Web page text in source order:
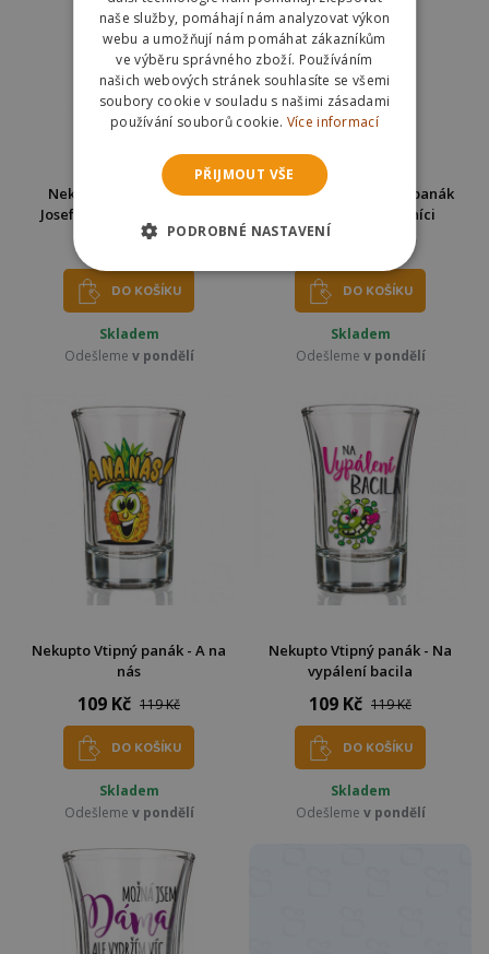
Nekupto Vánoční panák
Josef Lada - Zimní krajina
DO KOŠÍKU
Skladem
Odešleme v pondělí
Nekupto Velikonoční panák
Josef Lada - Koledníci
DO KOŠÍKU
Skladem
Odešleme v pondělí
Nekupto Vtipný panák - A na
nás
109 Kč 119 Kč
DO KOŠÍKU
Skladem
Odešleme v pondělí
Nekupto Vtipný panák - Na
vypálení bacila
109 Kč 119 Kč
DO KOŠÍKU
Skladem
Odešleme v pondělí
naše služby, pomáhají nám analyzovat výkon
webu a umožňují nám pomáhat zákazníkům
ve výběru správného zboží. Používáním
našich webových stránek souhlasíte se všemi
soubory cookie v souladu s našimi zásadami
používání souborů cookie. Více informací
PŘIJMOUT VŠE
PODROBNÉ NASTAVENÍ